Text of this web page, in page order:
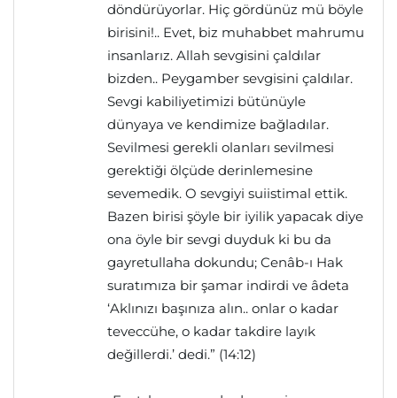
döndürüyorlar. Hiç gördünüz mü böyle
birisini!.. Evet, biz muhabbet mahrumu
insanlarız. Allah sevgisini çaldılar
bizden.. Peygamber sevgisini çaldılar.
Sevgi kabiliyetimizi bütünüyle
dünyaya ve kendimize bağladılar.
Sevilmesi gerekli olanları sevilmesi
gerektiği ölçüde derinlemesine
sevemedik. O sevgiyi suiistimal ettik.
Bazen birisi şöyle bir iyilik yapacak diye
ona öyle bir sevgi duyduk ki bu da
gayretullaha dokundu; Cenâb-ı Hak
suratımıza bir şamar indirdi ve âdeta
‘Aklınızı başınıza alın.. onlar o kadar
teveccühe, o kadar takdire layık
değillerdi.’ dedi.” (14:12)